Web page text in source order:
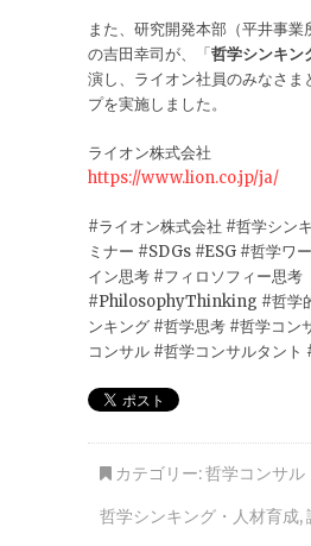
また、研究開発本部（平井事
の吉田幸司が、「哲学シンキ
演し、ライオン社員のみなさま
プを実施しました。
ライオン株式会社
https://www.lion.co.jp/ja/
#ライオン株式会社 #哲学シン
ミナー #SDGs #ESG #哲学ワ
イン思考 #フィロソフィー思考
#PhilosophyThinking #哲学
ンキング #哲学思考 #哲学コン
コンサル #哲学コンサルタント
カテゴリー:哲学コンサル
哲学シンキング・人材育成,